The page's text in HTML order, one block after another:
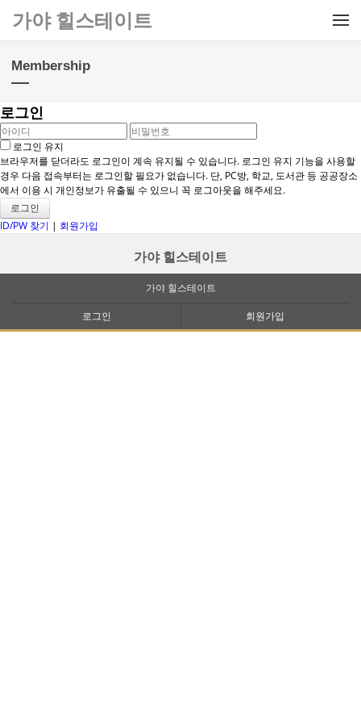
가야 힐스테이트
Membership
로그인
로그인 유지
브라우저를 닫더라도 로그인이 계속 유지될 수 있습니다. 로그인 유지 기능을 사용할
경우 다음 접속부터는 로그인할 필요가 없습니다. 단, PC방, 학교, 도서관 등 공공장소
에서 이용 시 개인정보가 유출될 수 있으니 꼭 로그아웃을 해주세요.
ID/PW 찾기 | 회원가입
가야 힐스테이트
가야 힐스테이트
로그인 회원가입